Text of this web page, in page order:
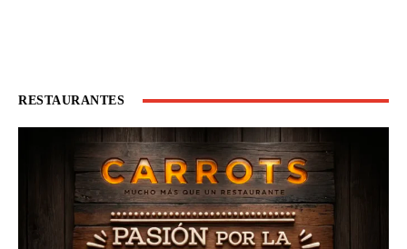
RESTAURANTES